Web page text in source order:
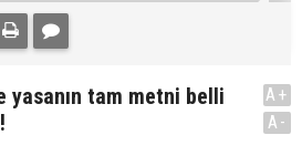
yasanın tam metni belli
A+
A-